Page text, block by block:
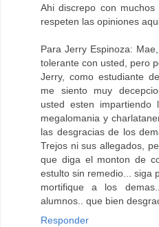
Ahi discrepo con
respeten las opiniones
Para Jerry Espinoza:
tolerante con usted, pero
Jerry, como estudiante
me siento muy
usted esten impartiendo
megalomania y
las desgracias de los
Trejos ni sus allegados,
que diga el monton de
estulto sin remedio... siga
mortifique a los
alumnos.. que bien
Responder